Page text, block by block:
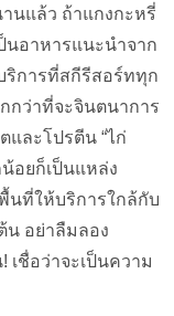
นแล้ว ถ้าแกงกะหรี่
นอาหารแนะนำจาก
ริการที่สกีรีสอร์ททุก
กว่าที่จะจินตนาการ
และโปรตีน “ไก่
อยก็เป็นแหล่ง
นที่ให้บริการใกล้กับ
น อย่าลืมลอง
ชื่อว่าจะเป็นความ